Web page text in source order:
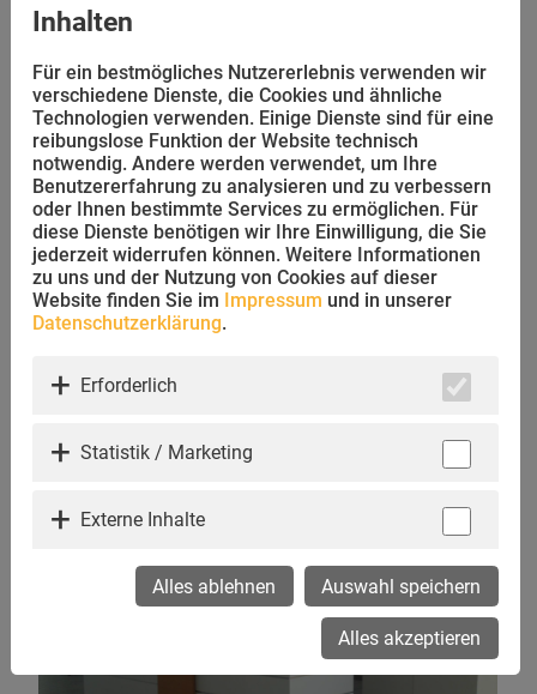
Inhalten
Für ein bestmögliches Nutzererlebnis verwenden wir
verschiedene Dienste, die Cookies und ähnliche
Technologien verwenden. Einige Dienste sind für eine
reibungslose Funktion der Website technisch
notwendig. Andere werden verwendet, um Ihre
Benutzererfahrung zu analysieren und zu verbessern
oder Ihnen bestimmte Services zu ermöglichen. Für
diese Dienste benötigen wir Ihre Einwilligung, die Sie
jederzeit widerrufen können. Weitere Informationen
zu uns und der Nutzung von Cookies auf dieser
Website finden Sie im Impressum und in unserer
Datenschutzerklärung.
Erforderlich
Statistik / Marketing
Externe Inhalte
Alles ablehnen Auswahl speichern
Alles akzeptieren